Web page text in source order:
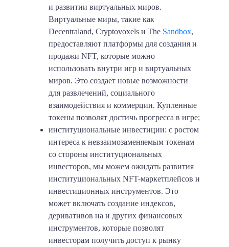
и развитии виртуальных миров.
Виртуальные миры, такие как
Decentraland, Cryptovoxels и The Sandbox,
предоставляют платформы для создания и
продажи NFT, которые можно
использовать внутри игр и виртуальных
миров. Это создает новые возможности
для развлечений, социального
взаимодействия и коммерции. Купленные
токены позволят достичь прогресса в игре;
институциональные инвестиции: с ростом
интереса к невзаимозаменяемым токенам
со стороны институциональных
инвесторов, мы можем ожидать развития
институциональных NFT-маркетплейсов и
инвестиционных инструментов. Это
может включать создание индексов,
деривативов на и других финансовых
инструментов, которые позволят
инвесторам получить доступ к рынку